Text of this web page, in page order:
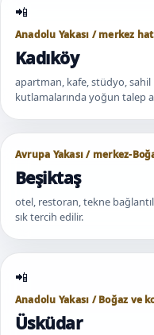
Anadolu Yakası / merkez hat
Kadıköy
apartman, kafe, stüdyo, sahil
kutlamalarında yoğun talep
Avrupa Yakası / merkez-
Beşiktaş
otel, restoran, tekne
sık tercih edilir.
Anadolu Yakası / Boğaz ve
Üsküdar